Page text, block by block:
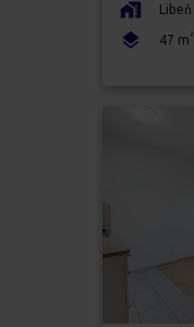
Libeň
47 m 2